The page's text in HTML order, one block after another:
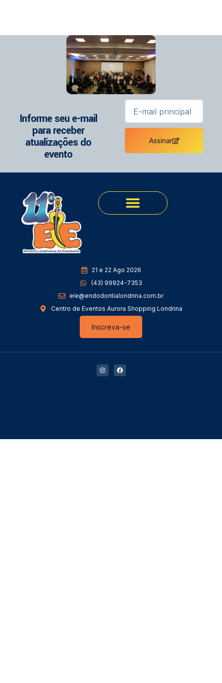
Informe seu e-mail
para receber
atualizações do
evento
Assinar
21 e 22 Ago 2026
(43) 99924-7353
ele@endodontialondrina.com.br
Centro de Eventos Aurora Shopping Londrina
Inscreva-se